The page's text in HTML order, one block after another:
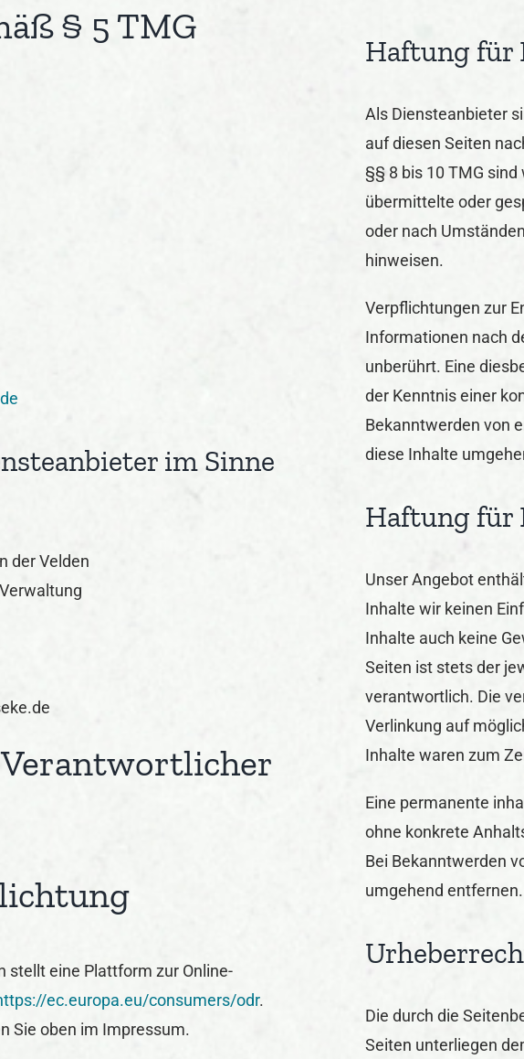
§ 5 TMG
im Sinne
der Velden
stellt eine Plattform zur Online-
ec.europa.eu/consumers/odr.
Sie oben im Impressum.
Haftung für
Als Diensteanbieter
auf diesen Seiten
§§ 8 bis 10 TMG
übermittelte oder
oder nach
hinweisen.
Verpflichtungen zur
Informationen nach
unberührt. Eine
der Kenntnis einer
Bekanntwerden von
diese Inhalte
Haftung für
Unser Angebot
Inhalte wir keinen
Inhalte auch keine
Seiten ist stets der
verantwortlich. Die
Verlinkung auf
Inhalte waren zum
Eine permanente
ohne konkrete
Bei Bekanntwerden
umgehend entfernen.
Die durch die
Seiten unterliegen